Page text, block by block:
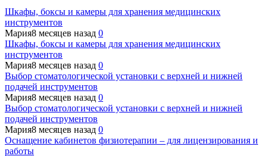
Шкафы, боксы и камеры для хранения медицинских
инструментов
Мария8 месяцев назад 0
Шкафы, боксы и камеры для хранения медицинских
инструментов
Мария8 месяцев назад 0
Выбор стоматологической установки с верхней и нижней
подачей инструментов
Мария8 месяцев назад 0
Выбор стоматологической установки с верхней и нижней
подачей инструментов
Мария8 месяцев назад 0
Оснащение кабинетов физиотерапии – для лицензирования и
работы